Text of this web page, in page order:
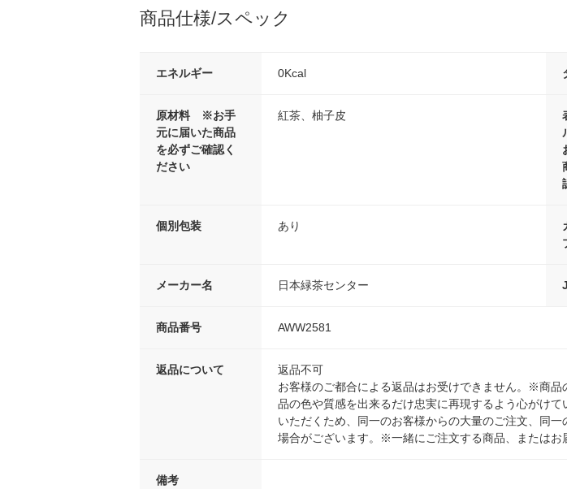
商品仕様/スペック
エネルギー 0Kcal
原材料 ※お手
元に届いた商品
を必ずご確認く
ださい
紅茶、柚子皮
個別包装 あり
メーカー名 日本緑茶センター
商品番号 AWW2581
返品について
返品不可
お客様のご都合による返品はお受けできません。※商
品の色や質感を出来るだけ忠実に再現するよう心がけ
いただくため、同一のお客様からの大量のご注文、同
場合がございます。※一緒にご注文する商品、またはお
備考